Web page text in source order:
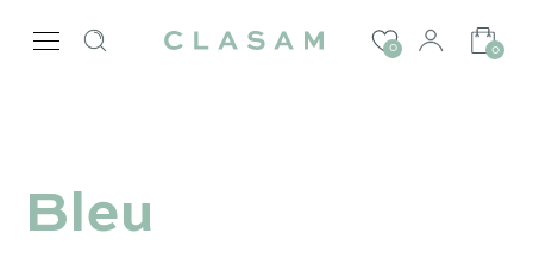
0 0
Bleu